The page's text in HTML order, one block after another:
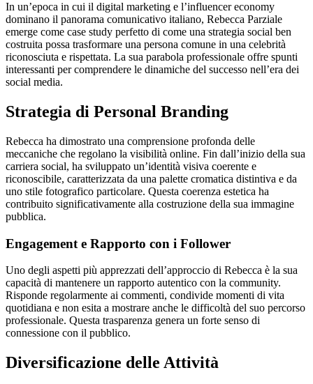
In un’epoca in cui il digital marketing e l’influencer economy
dominano il panorama comunicativo italiano, Rebecca Parziale
emerge come case study perfetto di come una strategia social ben
costruita possa trasformare una persona comune in una celebrità
riconosciuta e rispettata. La sua parabola professionale offre spunti
interessanti per comprendere le dinamiche del successo nell’era dei
social media.
Strategia di Personal Branding
Rebecca ha dimostrato una comprensione profonda delle
meccaniche che regolano la visibilità online. Fin dall’inizio della sua
carriera social, ha sviluppato un’identità visiva coerente e
riconoscibile, caratterizzata da una palette cromatica distintiva e da
uno stile fotografico particolare. Questa coerenza estetica ha
contribuito significativamente alla costruzione della sua immagine
pubblica.
Engagement e Rapporto con i Follower
Uno degli aspetti più apprezzati dell’approccio di Rebecca è la sua
capacità di mantenere un rapporto autentico con la community.
Risponde regolarmente ai commenti, condivide momenti di vita
quotidiana e non esita a mostrare anche le difficoltà del suo percorso
professionale. Questa trasparenza genera un forte senso di
connessione con il pubblico.
Diversificazione delle Attività